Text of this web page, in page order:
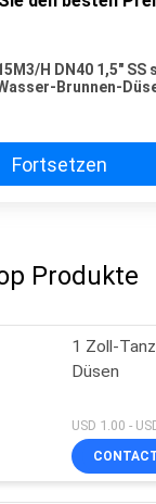
H DN40 1,5" SS
Brunnen-
Fortsetzen
Produkte
1 Zoll-
Düsen